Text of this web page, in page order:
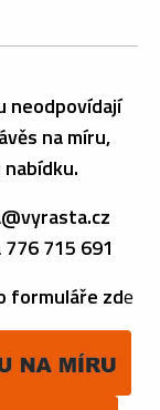
neodpovídají
na míru,
715 691
formuláře zde